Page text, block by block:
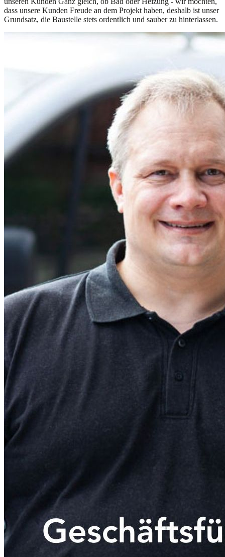
dass unsere Kunden Freude an dem Projekt haben, deshalb ist unser
Grundsatz, die Baustelle stets ordentlich und sauber zu hinterlassen.